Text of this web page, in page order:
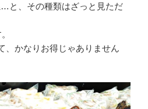
と、その種類はざっと見ただ
、かなりお得じゃありません